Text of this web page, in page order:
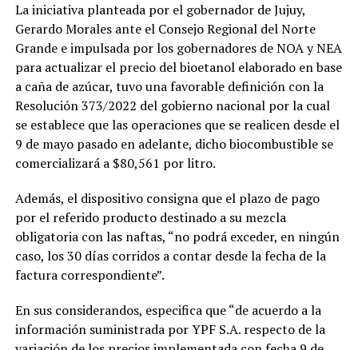
La iniciativa planteada por el gobernador de Jujuy,
Gerardo Morales ante el Consejo Regional del Norte
Grande e impulsada por los gobernadores de NOA y NEA
para actualizar el precio del bioetanol elaborado en base
a caña de azúcar, tuvo una favorable definición con la
Resolución 373/2022 del gobierno nacional por la cual
se establece que las operaciones que se realicen desde el
9 de mayo pasado en adelante, dicho biocombustible se
comercializará a $80,561 por litro.
Además, el dispositivo consigna que el plazo de pago
por el referido producto destinado a su mezcla
obligatoria con las naftas, “no podrá exceder, en ningún
caso, los 30 días corridos a contar desde la fecha de la
factura correspondiente”.
En sus considerandos, especifica que “de acuerdo a la
información suministrada por YPF S.A. respecto de la